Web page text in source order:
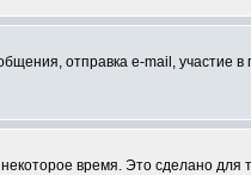
отправка e-mail, участие в
время. Это сделано для